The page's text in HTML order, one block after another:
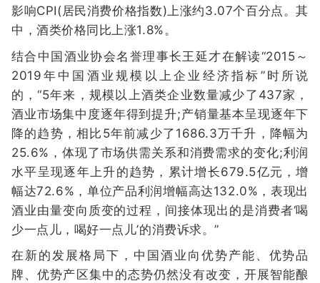
影响CPI(居民消费价格指数)上涨约3.07个百分点。其
中，酒类价格同比上涨1.8%。
结合中国酒业协会名誉理事长王延才在解读“2015～
2019年中国酒业规模以上企业经济指标”时所说
的，“5年来，规模以上酒类企业数量减少了437家，
酒业市场集中度逐年得到提升;产销量基本呈现逐年下
降的趋势，相比5年前减少了1686.3万千升，降幅为
25.6%，体现了市场供需关系和消费需求的变化;利润
水平呈现逐年上升的趋势，累计增长679.5亿元，增
幅达72.6%，单位产品利润增幅高达132.0%，表现出
酒业由量变向质变的过程，间接体现出的是消费者‘喝
少一点儿，喝好一点儿’的消费诉求。”
在新的发展格局下，中国酒业向优势产能、优势品
牌、优势产区集中的态势仍然没有改变，开展智能酿